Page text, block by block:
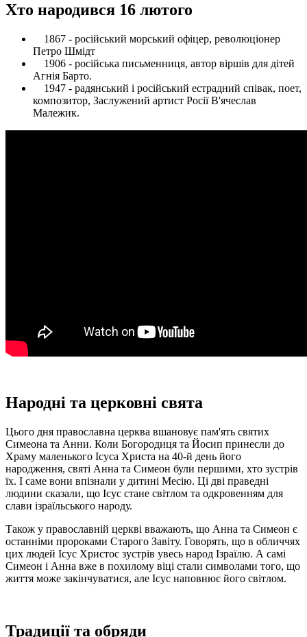
Хто народився 16 лютого
1867 - російський морський офіцер, революціонер
Петро Шмідт
1906 - російська письменниця, автор віршів для дітей
Агнія Барто.
1947 - радянський і російський естрадний співак, поет,
композитор, Заслужений артист Росії В'ячеслав
Малежик.
Народні та церковні свята
Цього дня православна церква вшановує пам'ять святих
Симеона та Анни. Коли Богородиця та Йосип принесли до
Храму маленького Ісуса Христа на 40-й день його
народження, святі Анна та Симеон були першими, хто зустрів
їх. І саме вони впізнали у дитині Месію. Ці дві праведні
людини сказали, що Ісус стане світлом та одкровенням для
слави ізраїльського народу.
Також у православній церкві вважають, що Анна та Симеон є
останніми пророками Старого Завіту. Говорять, що в обличчях
цих людей Ісус Христос зустрів увесь народ Ізраїлю. А самі
Симеон і Анна вже в похилому віці стали символами того, що
життя може закінчуватися, але Ісус наповнює його світлом.
Традиції та обряди